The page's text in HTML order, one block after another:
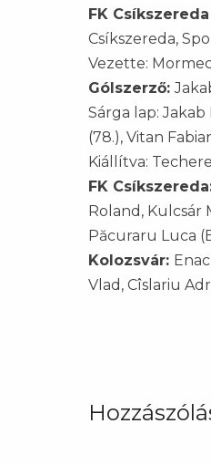
FK
Csíkszereda,
Vezette:
Gólszerző:
Sárga lap: Jakab
(78.), Vitan
Kiállítva:
FK
Roland, Kulcsár
Păcuraru Luca
Kolozsvár:
Vlad, Cîslariu